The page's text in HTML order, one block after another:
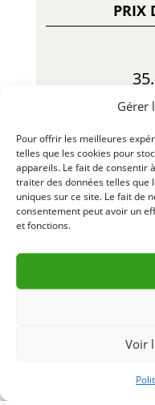
Gérer
Pour offrir les meilleures
telles que les cookies pour
appareils. Le fait de consentir
traiter des données telles que
uniques sur ce site. Le fait de
consentement peut avoir un
et fonctions.
Voir
PRIX
60.00$
*Boyau(x)
&